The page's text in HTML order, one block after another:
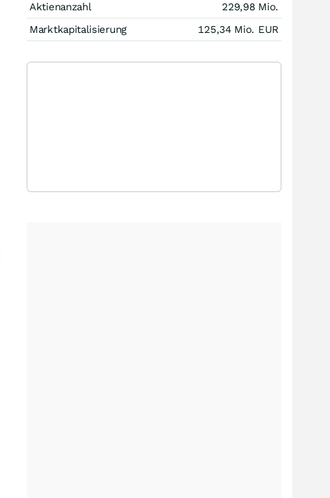
Aktienanzahl
229,98 Mio.
Marktkapitalisierung
125,34 Mio. EUR